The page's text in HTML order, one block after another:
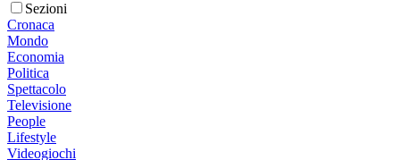
Sezioni
Cronaca
Mondo
Economia
Politica
Spettacolo
Televisione
People
Lifestyle
Videogiochi